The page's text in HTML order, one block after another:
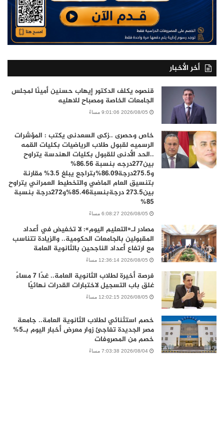
أخر الأخبار
قنصوه يكلف الدكتور إيهاب حسنين أمينًا لمجلس
الجامعات الخاصة ومصباح للاهليه
2026/08/05 9:01:06 مساءً
خاص وحصرى ..زكى السعدنى يكتب : المؤشرات
الرسميه لقبول طلاب الرياضيات بكليات القمه
..الحد الأدنى للقبول بكليات الهندسة يتراوح
بين277درجه بنسبة 86.56%
و275.5درجة86.09%بتراجع يبلغ 3.5% مقارنة
بتنسيق العام الماضي والتخطيط العمراني يتراوح
بين273.5 درجةبنسبة85.46%و272درجة بنسبة
85%
2026/08/05 6:08:27 مساءً
مصادر لـ«التعليم اليوم»: لا تخفيض في أعداد
المقبولين بالجامعات الحكومية.. والزيادة تتناسب
مع ارتفاع أعداد الناجحين بالثانوية العامة
2026/08/05 12:36:14 مساءً
فرصة أخيرة لطلاب الثانوية العامة.. غدًا 7 مساءً
غلق باب التسجيل لاختبارات القدرات نهائيًا
2026/08/05 12:02:15 مساءً
خصم استثنائي لطلاب الثانوية العامة.. جامعة
مصر الجديدة تفاجئ زوار معرض أخبار اليوم بـ5%
خصم من المصروفات
2026/08/04 7:03:38 مساءً